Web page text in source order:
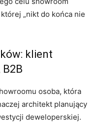
„nikt do końca nie
klient
osoba, która
architekt planujący
deweloperskiej.